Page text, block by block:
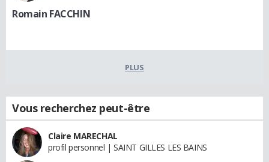
Romain FACCHIN
PLUS
Vous recherchez peut-être
Claire MARECHAL
profil personnel | SAINT GILLES LES BAINS